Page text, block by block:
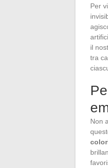
Per
il
tra
Non